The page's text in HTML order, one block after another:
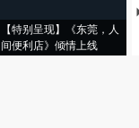
【特别呈现】《东莞，人
间便利店》倾情上线